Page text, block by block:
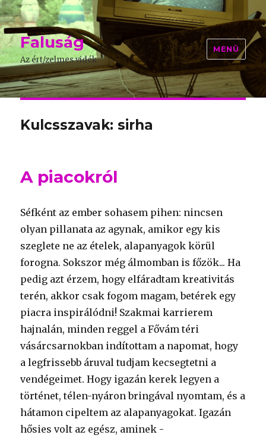
Faluság
Az ért/zelmes vidék
MENÜ
Kulcsszavak: sirha
A piacokról
Séfként az ember sohasem pihen: nincsen
olyan pillanata az agynak, amikor egy kis
szeglete ne az ételek, alapanyagok körül
forogna. Sokszor még álmomban is főzök... Ha
pedig azt érzem, hogy elfáradtam kreativitás
terén, akkor csak fogom magam, betérek egy
piacra inspirálódni! Szakmai karrierem
hajnalán, minden reggel a Fővám téri
vásárcsarnokban indítottam a napomat, hogy
a legfrissebb áruval tudjam kecsegtetni a
vendégeimet. Hogy igazán kerek legyen a
történet, télen-nyáron bringával nyomtam, és a
hátamon cipeltem az alapanyagokat. Igazán
hősies volt az egész, aminek -